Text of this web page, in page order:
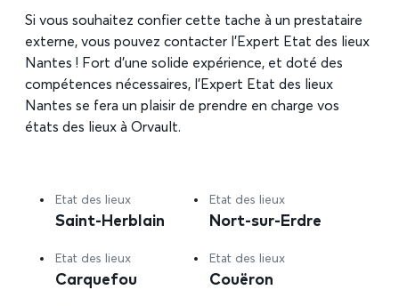
Si vous souhaitez confier cette tache à un prestataire
externe, vous pouvez contacter l’Expert Etat des lieux
Nantes ! Fort d’une solide expérience, et doté des
compétences nécessaires, l’Expert Etat des lieux
Nantes se fera un plaisir de prendre en charge vos
états des lieux à Orvault.
Etat des lieux
Saint-Herblain
Etat des lieux
Nort-sur-Erdre
Etat des lieux
Carquefou
Etat des lieux
Couëron